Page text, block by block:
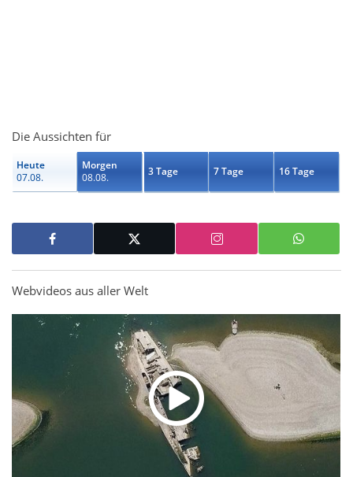
Die Aussichten für
Heute
07.08.
Morgen
08.08.
3 Tage 7 Tage 16 Tage
Webvideos aus aller Welt